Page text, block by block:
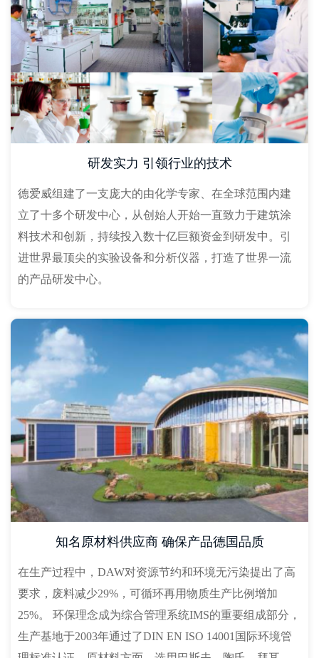
研发实力 引领行业的技术
德爱威组建了一支庞大的由化学专家、在全球范围内建
立了十多个研发中心，从创始人开始一直致力于建筑涂
料技术和创新，持续投入数十亿巨额资金到研发中。引
进世界最顶尖的实验设备和分析仪器，打造了世界一流
的产品研发中心。
知名原材料供应商 确保产品德国品质
在生产过程中，DAW对资源节约和环境无污染提出了高
要求，废料减少29%，可循环再用物质生产比例增加
25%。 环保理念成为综合管理系统IMS的重要组成部分，
生产基地于2003年通过了DIN EN ISO 14001国际环境管